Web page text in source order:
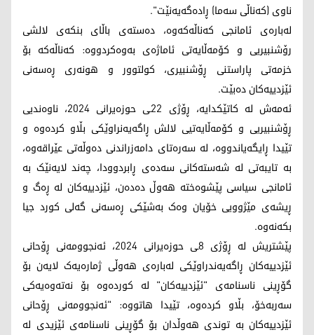
ناوی (کەناڵی سەما) ڕادەگەیەنێت".
لەبارەی ئامانجی کەناڵەکەوە، دەستەی باڵای بنکەی لالشی
رۆشنبیریی و کۆمەڵایەتی ئاماژەی بەوەکردووە: کەناڵەکە بۆ
خزمەتی پاراستنی ڕۆشنبیری، کولتوور و هونەری ڕەسەنی
ئێزدییەکان دەبێت.
ئەمەش لە کاتێکدایە، ڕۆژی 22ـی حوزه‌یرانی 2024، ناوه‌ندیی
ڕۆشنبیریی و كۆمه‌ڵایه‌تیی لالش ڕاگه‌یه‌نراوێكی بڵاو كرده‌وه‌ و
تێیدا ڕایگه‌یاندووه‌، لە سەرەتای دامەزراندنی دەوڵەتی عێراقەوە،
بە تایبەتی لە شەستەکانی سەدەی ڕابردوودا، چەند لایەنێک بە
ئامانجی سیاسی پێشوەختە هەوڵ دەدەن، ئێزدییەکان لە ڕەگ و
ڕیشەی مێژوویی خۆیان وەک بەشێکی ڕەسەنی گەلی کورد جیا
بکەنەوە.
پێشتریش لە ڕۆژی 8ـی حوزه‌یرانی 2024، ئەنجوومەنی ڕۆحانی
ئێزدییەکان ڕاگەیەندراوێکی لەبارەی هەوڵی ژمارەیەک لایەن بۆ
گۆڕینی ناسنامەی "ئێزدییەکان" لە کوردەوە بۆ نەتەوەیەکی
سەربەخۆ، بڵاو کردەوە، تێیدا هاتووە: "ئەنجوومەنی ڕۆحانی
ئێزدییەکان بە توندی هەوڵدان بۆ گۆڕینی ناسنامەی ئێزیدی لە